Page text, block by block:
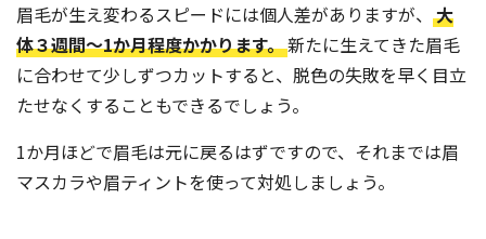
眉毛が生え変わるスピードには個人差がありますが、 大
体３週間〜1か月程度かかります。新たに生えてきた眉毛
に合わせて少しずつカットすると、脱色の失敗を早く目立
たせなくすることもできるでしょう。
1か月ほどで眉毛は元に戻るはずですので、それまでは眉
マスカラや眉ティントを使って対処しましょう。